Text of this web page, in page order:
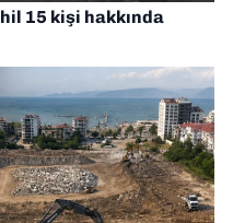
15 kişi hakkında